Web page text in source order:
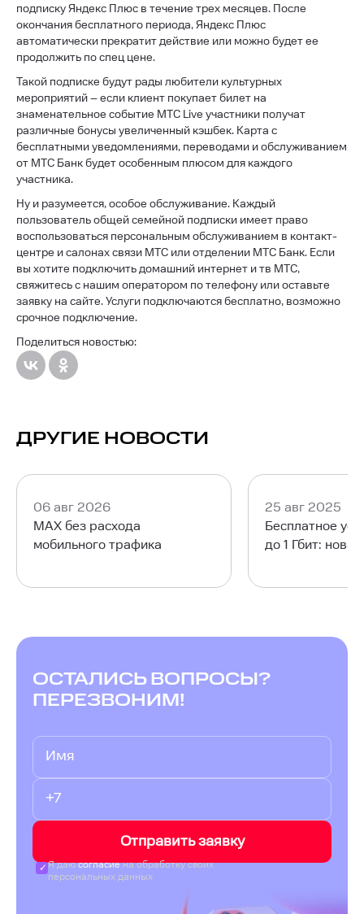
подписку Яндекс Плюс в течение трех месяцев. После
окончания бесплатного периода, Яндекс Плюс
автоматически прекратит действие или можно будет ее
продолжить по спец цене.
Такой подписке будут рады любители культурных
мероприятий – если клиент покупает билет на
знаменательное событие МТС Live участники получат
различные бонусы увеличенный кэшбек. Карта с
бесплатными уведомлениями, переводами и обслуживанием
от МТС Банк будет особенным плюсом для каждого
участника.
Ну и разумеется, особое обслуживание. Каждый
пользователь общей семейной подписки имеет право
воспользоваться персональным обслуживанием в контакт-
центре и салонах связи МТС или отделении МТС Банк. Если
вы хотите подключить домашний интернет и тв МТС,
свяжитесь с нашим оператором по телефону или оставьте
заявку на сайте. Услуги подключаются бесплатно, возможно
срочное подключение.
Поделиться новостью:
ДРУГИЕ НОВОСТИ
06 авг 2026
MAX без расхода
мобильного трафика
25 авг 2025
Бесплатное
до 1 Гбит:
ОСТАЛИСЬ ВОПРОСЫ?
ПЕРЕЗВОНИМ!
Отправить заявку
Я даюсогласиена обработку своих
персональных данных